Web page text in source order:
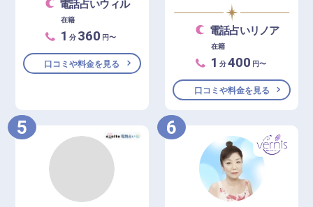
電話占いウィル
在籍
1 分 360 円〜
口コミや料金を見る
電話占いリノア
在籍
1 分400 円〜
口コミや料金を見る
5 6